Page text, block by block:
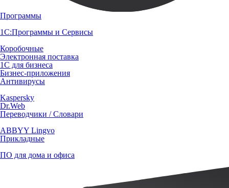
Программы
1С:Программы и Сервисы
Коробочные
Электронная поставка
1С для бизнеса
Бизнес-приложения
Антивирусы
Kaspersky
Dr.Web
Переводчики / Словари
ABBYY Lingvo
Прикладные
ПО для дома и офиса